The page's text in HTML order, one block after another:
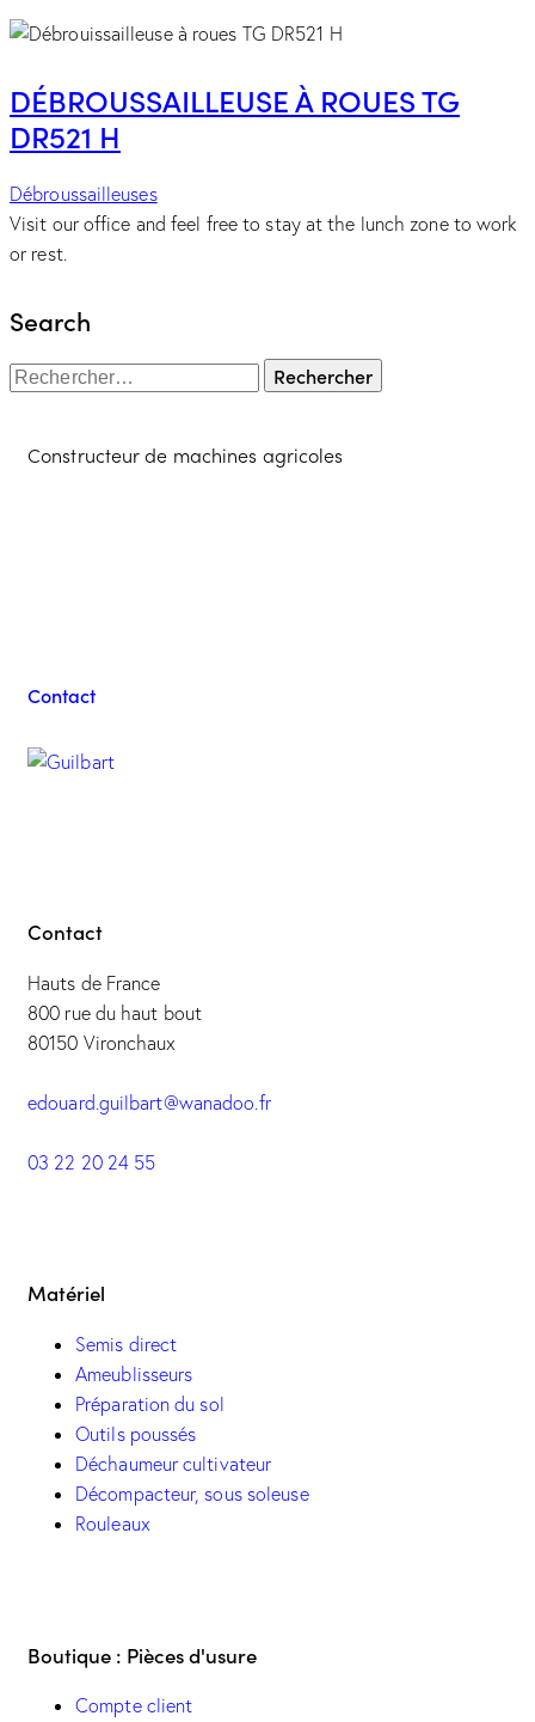
DÉBROUSSAILLEUSE À ROUES TG
DR521 H
Débroussailleuses
Visit our office and feel free to stay at the lunch zone to work
or rest.
Search
Constructeur de machines agricoles
Contact
Contact
Hauts de France
800 rue du haut bout
80150 Vironchaux
edouard.guilbart@wanadoo.fr
03 22 20 24 55
Matériel
Semis direct
Ameublisseurs
Préparation du sol
Outils poussés
Déchaumeur cultivateur
Décompacteur, sous soleuse
Rouleaux
Boutique : Pièces d'usure
Compte client